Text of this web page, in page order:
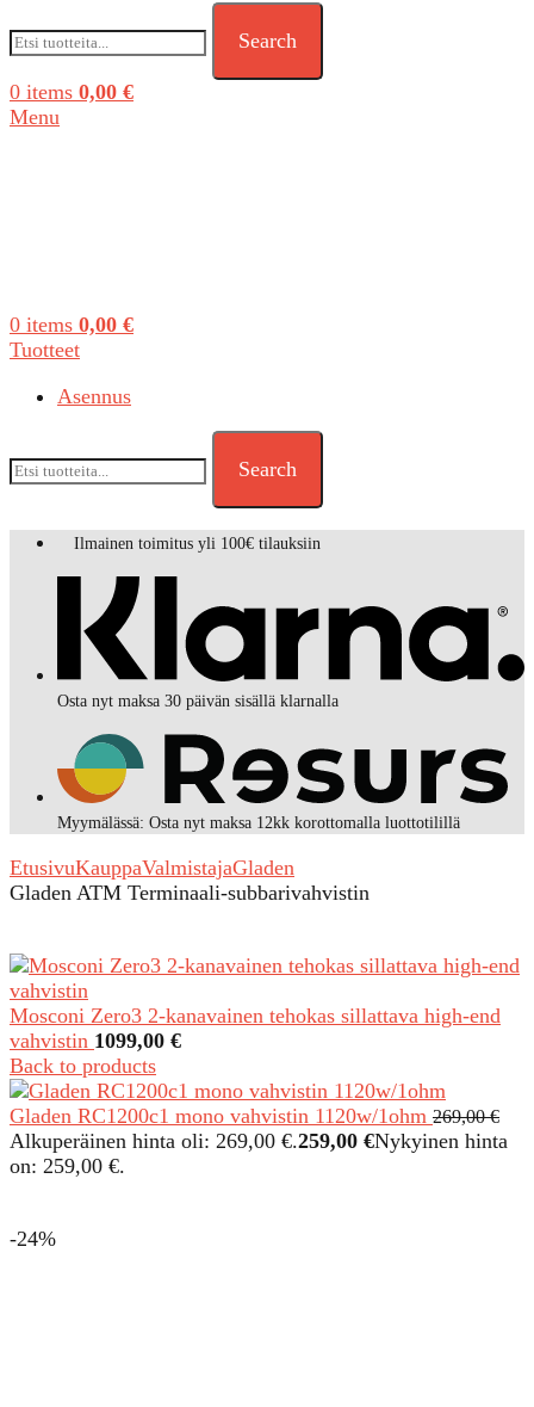
Search
0 items 0,00 €
Menu
0 items 0,00 €
Tuotteet
Asennus
Search
Ilmainen toimitus yli 100€ tilauksiin
Osta nyt maksa 30 päivän sisällä klarnalla
Myymälässä: Osta nyt maksa 12kk korottomalla luottotilillä
EtusivuKauppaValmistajaGladen
Gladen ATM Terminaali-subbarivahvistin
Mosconi Zero3 2-kanavainen tehokas sillattava high-end
vahvistin 1099,00 €
Back to products
Gladen RC1200c1 mono vahvistin 1120w/1ohm 269,00€
Alkuperäinen hinta oli: 269,00 €.259,00 €Nykyinen hinta
on: 259,00 €.
-24%